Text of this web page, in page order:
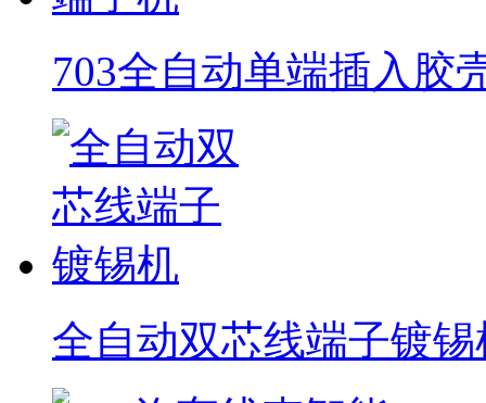
703全自动单端插入胶
全自动双芯线端子镀锡